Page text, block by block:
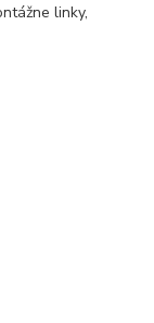
linky,